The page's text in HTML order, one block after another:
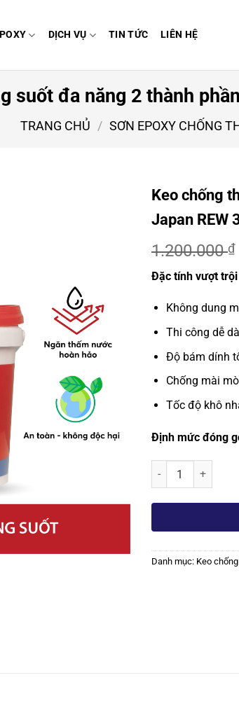
DỊCH VỤ TIN TỨC LIÊN HỆ
suốt đa năng 2 thành
TRANG CHỦ / SƠN EPOXY CHỐNG
Keo chống
Japan REW
1.200.000₫
Đặc tính vượt trội
Không dung
Thi công dễ
Độ bám dính
Chống mài
Tốc độ khô
Định mức đóng
Keo chống thấm
Danh mục: Keo